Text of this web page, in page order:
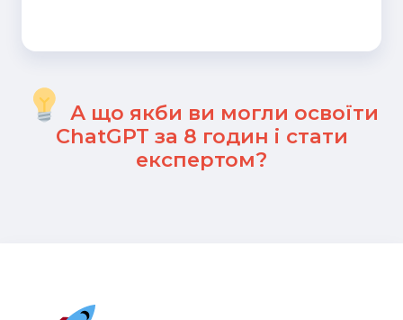
А що якби ви могли освоїти
ChatGPT за 8 годин і стати
експертом?